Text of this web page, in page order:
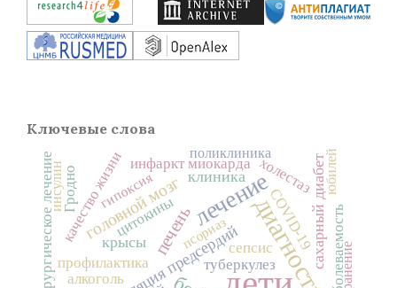
Ключевые слова
диагностика
лечение
печень
головной мозг
крысы сахарный диабет
клиника
качество жизни
профилактика туберкулез
хирургическое лечение холестаз
алкоголь
цитокины
инфаркт миокарда
сепсис
Гродно COVID-19 заболеваемость
юбилей
поликлиника
псориаз
гипоксия
инсулин